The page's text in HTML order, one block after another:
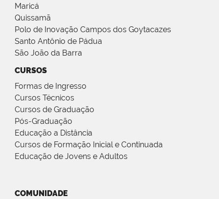
Maricá
Quissamã
Polo de Inovação Campos dos Goytacazes
Santo Antônio de Pádua
São João da Barra
CURSOS
Formas de Ingresso
Cursos Técnicos
Cursos de Graduação
Pós-Graduação
Educação a Distância
Cursos de Formação Inicial e Continuada
Educação de Jovens e Adultos
COMUNIDADE